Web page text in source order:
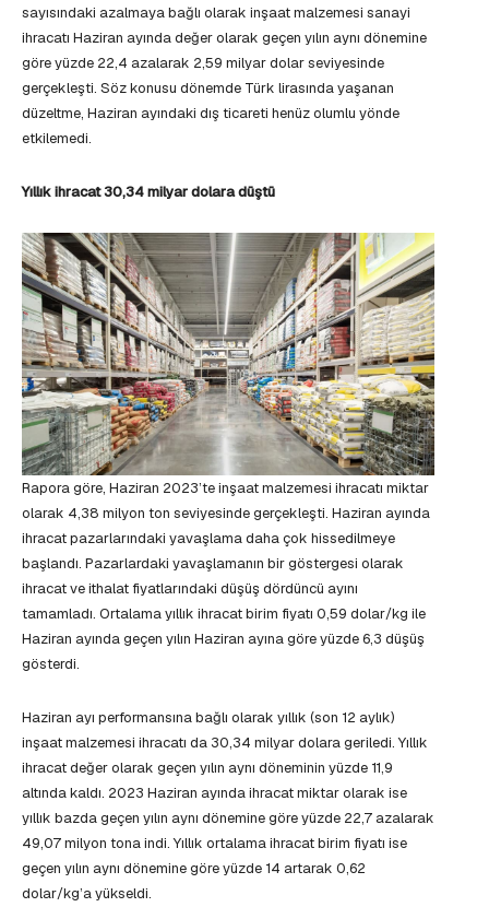
sayısındaki azalmaya bağlı olarak inşaat malzemesi sanayi
ihracatı Haziran ayında değer olarak geçen yılın aynı dönemine
göre yüzde 22,4 azalarak 2,59 milyar dolar seviyesinde
gerçekleşti. Söz konusu dönemde Türk lirasında yaşanan
düzeltme, Haziran ayındaki dış ticareti henüz olumlu yönde
etkilemedi.
Yıllık ihracat 30,34 milyar dolara düştü
Rapora göre, Haziran 2023’te inşaat malzemesi ihracatı miktar
olarak 4,38 milyon ton seviyesinde gerçekleşti. Haziran ayında
ihracat pazarlarındaki yavaşlama daha çok hissedilmeye
başlandı. Pazarlardaki yavaşlamanın bir göstergesi olarak
ihracat ve ithalat fiyatlarındaki düşüş dördüncü ayını
tamamladı. Ortalama yıllık ihracat birim fiyatı 0,59 dolar/kg ile
Haziran ayında geçen yılın Haziran ayına göre yüzde 6,3 düşüş
gösterdi.
Haziran ayı performansına bağlı olarak yıllık (son 12 aylık)
inşaat malzemesi ihracatı da 30,34 milyar dolara geriledi. Yıllık
ihracat değer olarak geçen yılın aynı döneminin yüzde 11,9
altında kaldı. 2023 Haziran ayında ihracat miktar olarak ise
yıllık bazda geçen yılın aynı dönemine göre yüzde 22,7 azalarak
49,07 milyon tona indi. Yıllık ortalama ihracat birim fiyatı ise
geçen yılın aynı dönemine göre yüzde 14 artarak 0,62
dolar/kg’a yükseldi.